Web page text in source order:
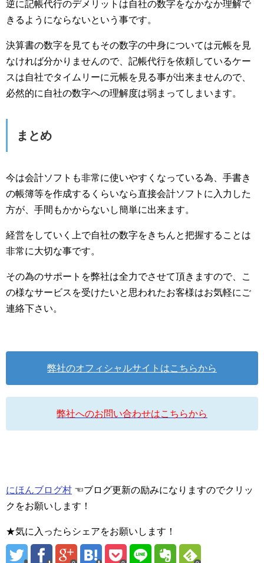
逆に記帳代行のデメリットは自社の数字をなかなか理解で
きるようにならないという事です。
決算書の数字を見てもその数字の中身については元帳を見
なければ分かりませんので、記帳代行を依頼しているケー
スは自社でタイムリーに元帳を見る事が出来ませんので、
必然的に自社の数字への理解度は弱まってしまいます。
まとめ
今は会計ソフトも非常に使いやすくなっている為、手書き
の帳簿等を作成するくらいなら直接会計ソフトに入力した
方が、手間もかからないし簡単に出来ます。
経営をしていく上で自社の数字をきちんと把握することは
非常に大切な事です。
その為のサポートを弊社は全力でさせて頂きますので、こ
の様なサービスを受けたいと思われたお客様はお気軽にご
連絡下さい。
弊社のオフィシャルサイトはこちらから
弊社へのお問い合わせはこちらから
にほんブログ村 ☜ブログ更新の励みになりますのでクリッ
クをお願いします！
★気に入ったらシェアをお願いします！